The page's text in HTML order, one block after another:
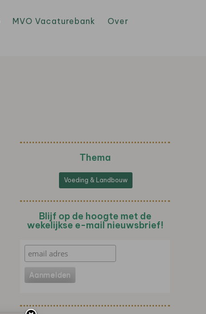
MVO Vacaturebank
Over
Thema
Voeding & Landbouw
Blijf op de hoogte met de
wekelijkse e-mail nieuwsbrief!